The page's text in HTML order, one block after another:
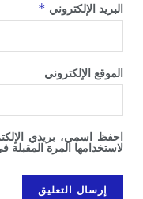
*
بريدي الإلكتروني،
المرة المقبلة في تعليقي.